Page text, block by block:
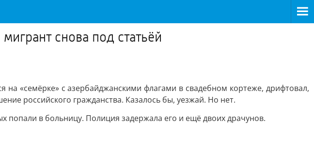
снова под статьёй
«семёрке» с азербайджанскими флагами в свадебном кортеже, дрифтовал,
российского гражданства. Казалось бы, уезжай. Но нет.
попали в больницу. Полиция задержала его и ещё двоих драчунов.